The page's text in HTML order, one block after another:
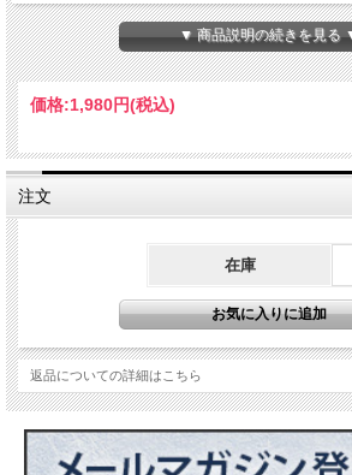
◆ましだやコメント
甘酸っぱくて旨み豊かな味わいが特徴です。芳醇な風
ので、濃厚な味わいの料理にも合わせやすいです。チ
ョビとキノコのソテーなどが良く合うでしょう。
原材料…米（国産）・米こうじ（国産米）
アミノ酸度…
使用酵母…
▼ 商品説明の続きを見る
価格:1,980円(税込)
注文
在庫
返品についての詳細はこちら